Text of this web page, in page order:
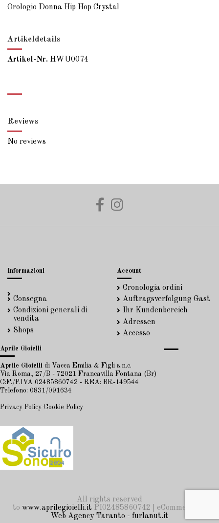
Orologio Donna Hip Hop Crystal
Artikeldetails
Artikel-Nr. HWU0074
Reviews
No reviews
Informazioni
Consegna
Condizioni generali di
vendita
Shops
Account
Cronologia ordini
Auftragsverfolgung Gast
Ihr Kundenbereich
Adressen
Accesso
Aprile Gioielli
Aprile Gioielli di Vacca Emilia & Figli s.n.c.
Via Roma, 27/B - 72021 Francavilla Fontana (Br)
C:F./P.IVA 02485860742 - REA: BR-149544
Telefono: 0831/091634
Privacy Policy Cookie Policy
All rights reserved
to www.aprilegioielli.it PI02485860742 | eCommerce by
Web Agency Taranto - furlanut.it